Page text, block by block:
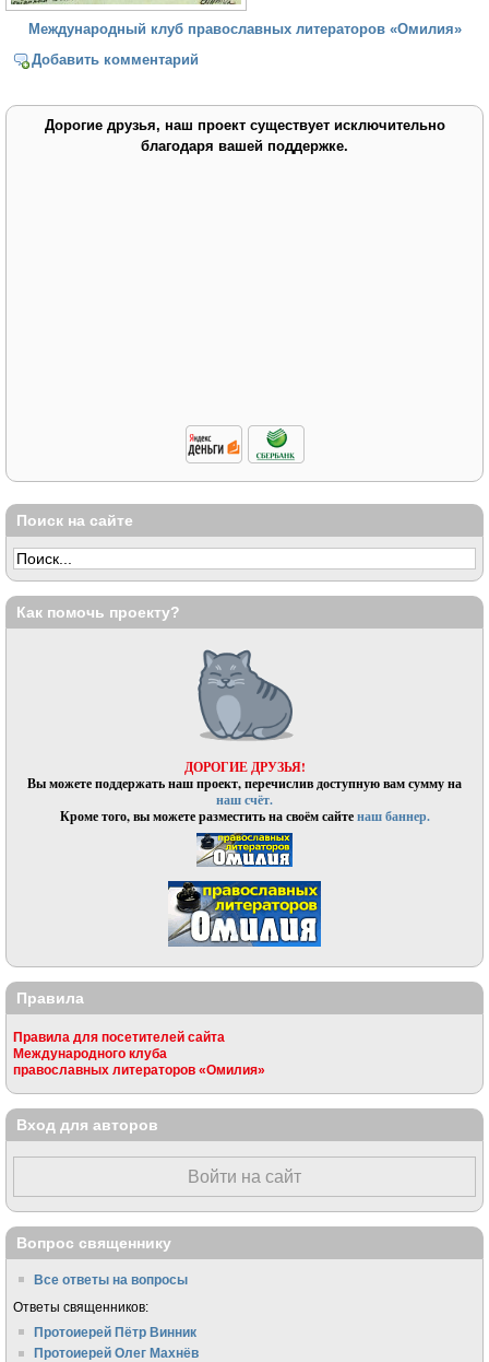
Международный клуб православных литераторов «Омилия»
Добавить комментарий
Дорогие друзья, наш проект существует исключительно
благодаря вашей поддержке.
Поиск на сайте
Как помочь проекту?
ДОРОГИЕ ДРУЗЬЯ!
Вы можете поддержать наш проект, перечислив доступную вам сумму на
наш счёт.
Кроме того, вы можете разместить на своём сайтенаш баннер.
Правила
Правила для посетителей сайта
Международного клуба
православных литераторов «Омилия»
Вход для авторов
Войти на сайт
Вопрос священнику
Все ответы на вопросы
Ответы священников:
Протоиерей Пётр Винник
Протоиерей Олег Махнёв